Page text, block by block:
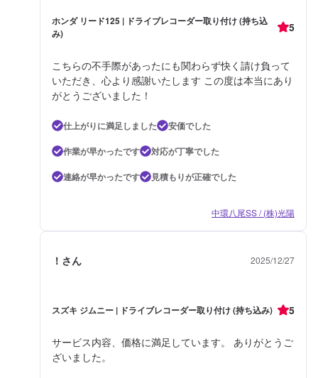
ホンダ リード125 | ドライブレコーダー取り付け (持ち込
み)
5
こちらの不手際があったにも関わらず快く請け負って
いただき、心より感謝いたします この度は本当にあり
がとうございました！
仕上がりに満足しました
安価でした
作業が早かったです
対応が丁寧でした
連絡が早かったです
見積もりが正確でした
中環八尾SS / (株)光陽
！さん 2025/12/27
スズキ ジムニー | ドライブレコーダー取り付け (持ち込み) 5
サービス内容、価格に満足しています。 ありがとうご
ざいました。